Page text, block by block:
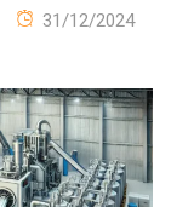
31/12/2024